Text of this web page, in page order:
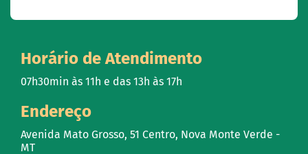
Horário de Atendimento
07h30min às 11h e das 13h às 17h
Endereço
Avenida Mato Grosso, 51 Centro, Nova Monte Verde -
MT